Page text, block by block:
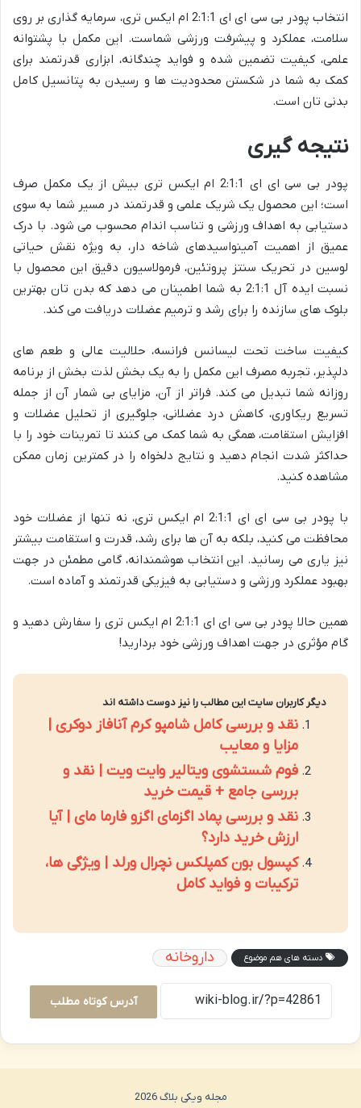
انتخاب پودر بی سی ای ای 2:1:1 ام ایکس تری، سرمایه گذاری بر روی
سلامت، عملکرد و پیشرفت ورزشی شماست. این مکمل با پشتوانه
علمی، کیفیت تضمین شده و فواید چندگانه، ابزاری قدرتمند برای
کمک به شما در شکستن محدودیت ها و رسیدن به پتانسیل کامل
بدنی تان است.
نتیجه گیری
پودر بی سی ای ای 2:1:1 ام ایکس تری بیش از یک مکمل صرف
است؛ این محصول یک شریک علمی و قدرتمند در مسیر شما به سوی
دستیابی به اهداف ورزشی و تناسب اندام محسوب می شود. با درک
عمیق از اهمیت آمینواسیدهای شاخه دار، به ویژه نقش حیاتی
لوسین در تحریک سنتز پروتئین، فرمولاسیون دقیق این محصول با
نسبت ایده آل 2:1:1 به شما اطمینان می دهد که بدن تان بهترین
بلوک های سازنده را برای رشد و ترمیم عضلات دریافت می کند.
کیفیت ساخت تحت لیسانس فرانسه، حلالیت عالی و طعم های
دلپذیر، تجربه مصرف این مکمل را به یک بخش لذت بخش از برنامه
روزانه شما تبدیل می کند. فراتر از آن، مزایای بی شمار آن از جمله
تسریع ریکاوری، کاهش درد عضلانی، جلوگیری از تحلیل عضلات و
افزایش استقامت، همگی به شما کمک می کنند تا تمرینات خود را با
حداکثر شدت انجام دهید و نتایج دلخواه را در کمترین زمان ممکن
مشاهده کنید.
با پودر بی سی ای ای 2:1:1 ام ایکس تری، نه تنها از عضلات خود
محافظت می کنید، بلکه به آن ها برای رشد، قدرت و استقامت بیشتر
نیز یاری می رسانید. این انتخاب هوشمندانه، گامی مطمئن در جهت
بهبود عملکرد ورزشی و دستیابی به فیزیکی قدرتمند و آماده است.
همین حالا پودر بی سی ای ای 2:1:1 ام ایکس تری را سفارش دهید و
گام مؤثری در جهت اهداف ورزشی خود بردارید!
دیگر کاربران سایت این مطالب را نیز دوست داشته اند
نقد و بررسی کامل شامپو کرم آنافاز دوکری |
مزایا و معایب
فوم شستشوی ویتالیر وایت ویت | نقد و
بررسی جامع + قیمت خرید
نقد و بررسی پماد اگزمای اگزو فارما مای | آیا
ارزش خرید دارد؟
کپسول بون کمپلکس نچرال ورلد | ویژگی ها،
ترکیبات و فواید کامل
دسته های هم موضوع داروخانه
آدرس کوتاه مطلب
مجله ویکی بلاگ 2026